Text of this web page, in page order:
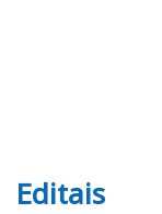
Editais
Editais